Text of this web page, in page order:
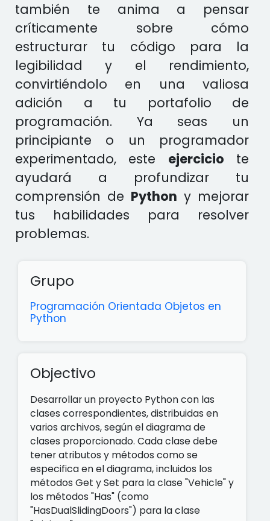
también te anima a pensar
críticamente sobre cómo
estructurar tu código para la
legibilidad y el rendimiento,
convirtiéndolo en una valiosa
adición a tu portafolio de
programación. Ya seas un
principiante o un programador
experimentado, este ejercicio te
ayudará a profundizar tu
comprensión de Python y mejorar
tus habilidades para resolver
problemas.
Grupo
Programación Orientada Objetos en
Python
Objectivo
Desarrollar un proyecto Python con las
clases correspondientes, distribuidas en
varios archivos, según el diagrama de
clases proporcionado. Cada clase debe
tener atributos y métodos como se
especifica en el diagrama, incluidos los
métodos Get y Set para la clase "Vehicle" y
los métodos "Has" (como
"HasDualSlidingDoors") para la clase